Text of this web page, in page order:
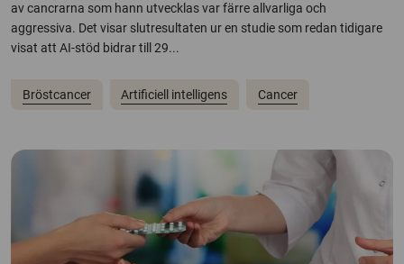
av cancrarna som hann utvecklas var färre allvarliga och
aggressiva. Det visar slutresultaten ur en studie som redan tidigare
visat att AI-stöd bidrar till 29...
Bröstcancer Artificiell intelligens Cancer